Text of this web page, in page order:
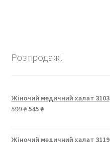
Розпродаж!
Жіночий медичний халат 3103
599₴Оригінальна
545₴Поточна
Жіночий медичний халат 3119